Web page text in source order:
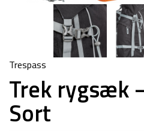
Trespass
Trek rygsæk
Sort